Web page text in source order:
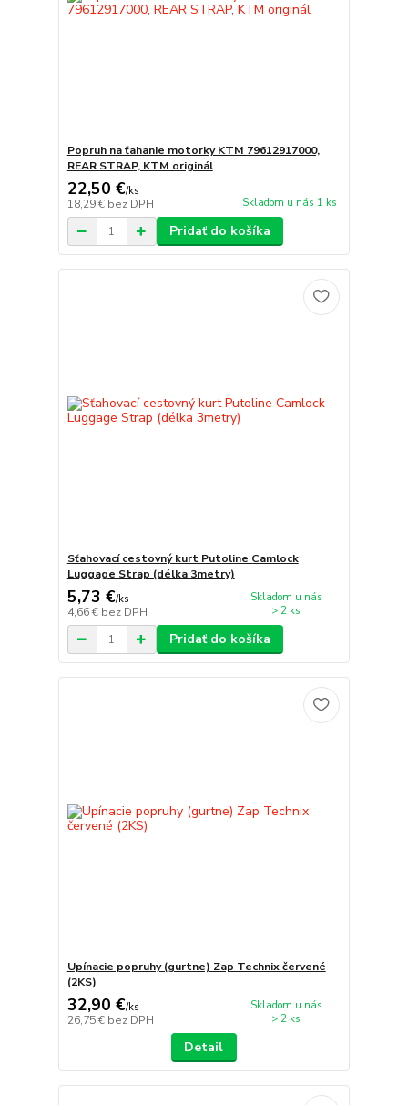
Popruh na ťahanie motorky KTM 79612917000,
REAR STRAP, KTM originál
22,50 €/ks
18,29 € bez DPH Skladom u nás 1 ks
Pridať do košíka
Sťahovací cestovný kurt Putoline Camlock
Luggage Strap (délka 3metry)
5,73 €/ks
4,66 € bez DPH
Skladom u nás
> 2 ks
Pridať do košíka
Upínacie popruhy (gurtne) Zap Technix červené
(2KS)
32,90 €/ks
26,75 € bez DPH
Skladom u nás
> 2 ks
Detail